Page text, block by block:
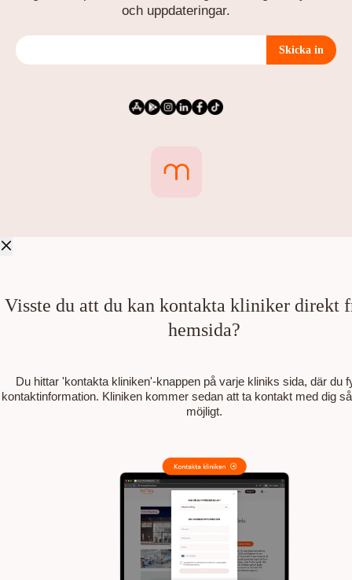
och uppdateringar.
Skicka in
Visste du att du kan kontakta kliniker direkt
hemsida?
Du hittar 'kontakta kliniken'-knappen på varje kliniks sida, där du
kontaktinformation. Kliniken kommer sedan att ta kontakt med dig
möjligt.